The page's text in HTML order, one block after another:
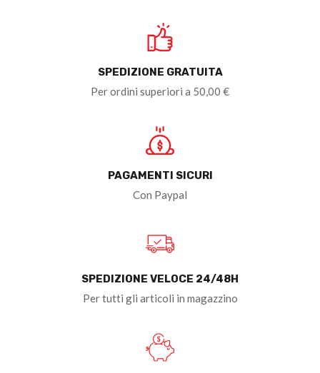
SPEDIZIONE GRATUITA
Per ordini superiori a 50,00 €
PAGAMENTI SICURI
Con Paypal
SPEDIZIONE VELOCE 24/48H
Per tutti gli articoli in magazzino